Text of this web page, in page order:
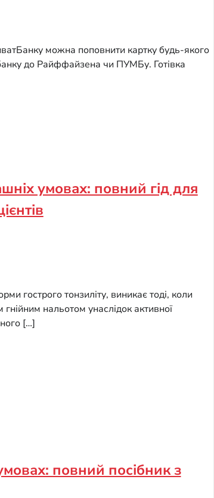
можна поповнити картку будь-якого
до Райффайзена чи ПУМБу. Готівка
умовах: повний гід для
гострого тонзиліту, виникає тоді, коли
нальотом унаслідок активної
[…]
повний посібник з